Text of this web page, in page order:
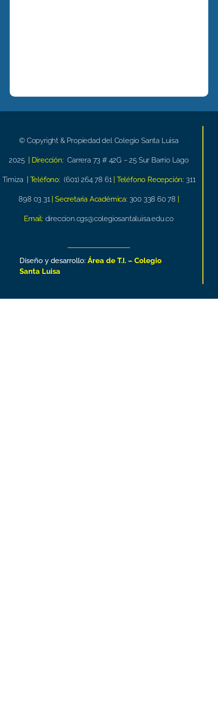
© Copyright & Propiedad del Colegio Santa Luisa
2025 | Dirección: Carrera 73 # 42G – 25 Sur Barrio Lago
Timiza | Teléfono: (601) 264 78 61 | Teléfono Recepción: 311
898 03 31 | Secretaria Académica: 300 338 60 78
Email: direccion.cgs@colegiosantaluisa.edu.co
Diseño y desarrollo: Área de T.I. – Colegio
Santa Luisa